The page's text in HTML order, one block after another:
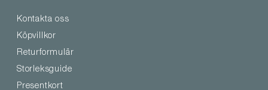
Kontakta oss
Köpvillkor
Returformulär
Storleksguide
Presentkort